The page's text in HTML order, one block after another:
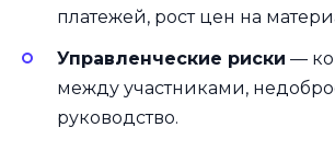
платежей, рост цен на
Управленческие риски —
между участниками,
руководство.